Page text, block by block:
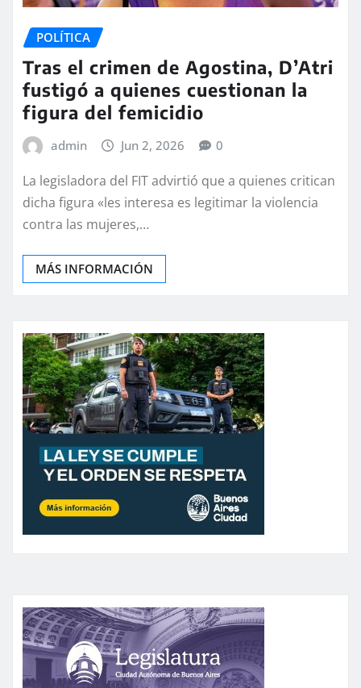
POLÍTICA
Tras el crimen de Agostina, D’Atri
fustigó a quienes cuestionan la
figura del femicidio
admin Jun 2, 2026 0
La legisladora del FIT advirtió que a quienes critican
dicha figura «les interesa es legitimar la violencia
contra las mujeres,…
MÁS INFORMACIÓN